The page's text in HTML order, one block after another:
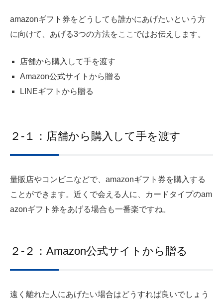
amazonギフト券をどうしても誰かにあげたいという方
に向けて、あげる3つの方法をここではお伝えします。
店舗から購入して手を渡す
Amazon公式サイトから贈る
LINEギフトから贈る
２-１：店舗から購入して手を渡す
量販店やコンビニなどで、amazonギフト券を購入する
ことができます。近くで会える人に、カードタイプのam
azonギフト券をあげる場合も一番楽ですね。
２-２：Amazon公式サイトから贈る
遠く離れた人にあげたい場合はどうすれば良いでしょう